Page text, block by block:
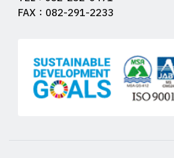
FAX：082-291-2233